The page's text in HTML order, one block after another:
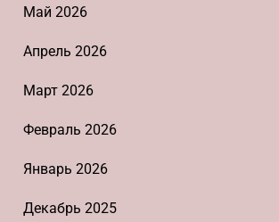
Май 2026
Апрель 2026
Март 2026
Февраль 2026
Январь 2026
Декабрь 2025